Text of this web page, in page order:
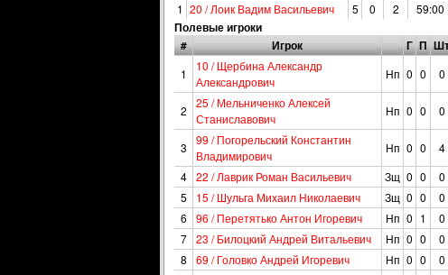
1 20 / Лоик Вадим Васильевич 5 0 2 59:00
Полевые игроки
#
Игрок Г П
1
10 / Щербина Александр
Александрович
Нп 0 0 0
2
25 / Мельниченко Алексей
Станиславович
Нп 0 0 0
3
99 / Погорельский Константин
Владимирович
Нп 0 0
4
4
22 / Лаврик Роман Васильевич Зщ 0 0
0
5
15 / Шульга Михаил Николаевич Зщ 0 0
0
6
96 / Перетятько Антон Игоревич Нп 0 1
0
7
23 / Билоцкий Андрей Витальевич Нп 0 0
0
8
69 / Головко Андрей Игоревич Нп 0 0
0